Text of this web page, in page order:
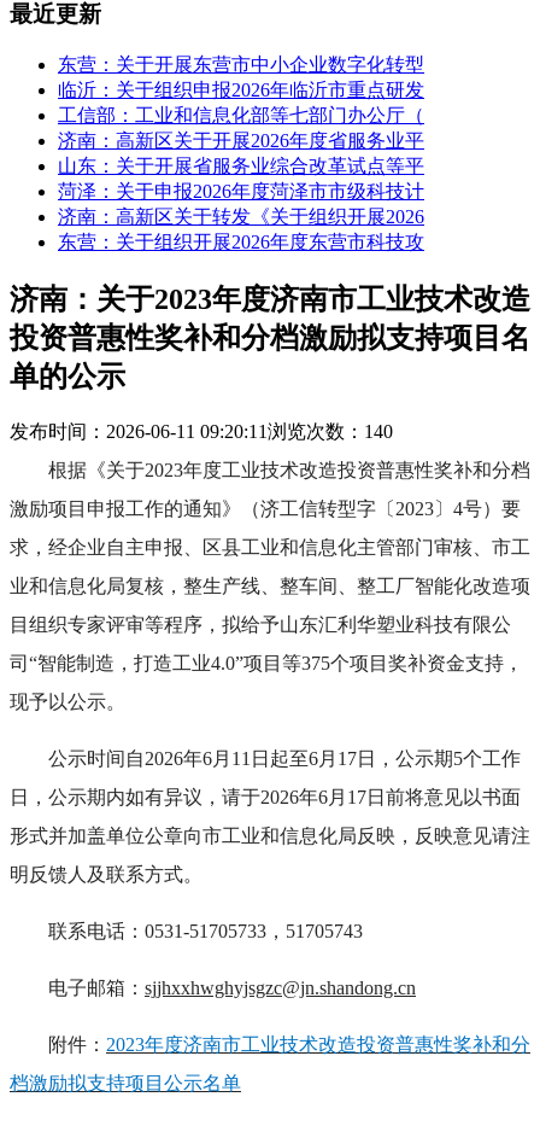
最近更新
东营：关于开展东营市中小企业数字化转型
临沂：关于组织申报2026年临沂市重点研发
工信部：工业和信息化部等七部门办公厅（
济南：高新区关于开展2026年度省服务业平
山东：关于开展省服务业综合改革试点等平
菏泽：关于申报2026年度菏泽市市级科技计
济南：高新区关于转发《关于组织开展2026
东营：关于组织开展2026年度东营市科技攻
济南：关于2023年度济南市工业技术改造
投资普惠性奖补和分档激励拟支持项目名
单的公示
发布时间：2026-06-11 09:20:11浏览次数：140
根据《关于2023年度工业技术改造投资普惠性奖补和分档
激励项目申报工作的通知》（济工信转型字〔2023〕4号）要
求，经企业自主申报、区县工业和信息化主管部门审核、市工
业和信息化局复核，整生产线、整车间、整工厂智能化改造项
目组织专家评审等程序，拟给予山东汇利华塑业科技有限公
司“智能制造，打造工业4.0”项目等375个项目奖补资金支持，
现予以公示。
公示时间自2026年6月11日起至6月17日，公示期5个工作
日，公示期内如有异议，请于2026年6月17日前将意见以书面
形式并加盖单位公章向市工业和信息化局反映，反映意见请注
明反馈人及联系方式。
联系电话：0531-51705733，51705743
电子邮箱： sjjhxxhwghyjsgzc@jn.shandong.cn
附件： 2023年度济南市工业技术改造投资普惠性奖补和分
档激励拟支持项目公示名单